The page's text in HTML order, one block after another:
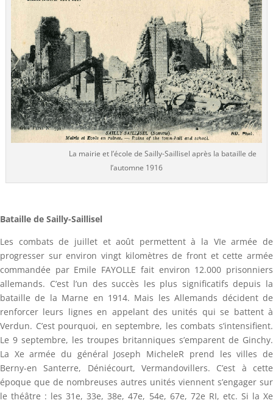
La mairie et l’école de Sailly-Saillisel après la bataille de
l’automne 1916
Bataille de Sailly-Saillisel
Les combats de juillet et août permettent à la VIe armée de
progresser sur environ vingt kilomètres de front et cette armée
commandée par Emile FAYOLLE fait environ 12.000 prisonniers
allemands. C’est l’un des succès les plus significatifs depuis la
bataille de la Marne en 1914. Mais les Allemands décident de
renforcer leurs lignes en appelant des unités qui se battent à
Verdun. C’est pourquoi, en septembre, les combats s’intensifient.
Le 9 septembre, les troupes britanniques s’emparent de Ginchy.
La Xe armée du général Joseph MicheleR prend les villes de
Berny-en Santerre, Déniécourt, Vermandovillers. C’est à cette
époque que de nombreuses autres unités viennent s’engager sur
le théâtre : les 31e, 33e, 38e, 47e, 54e, 67e, 72e RI, etc. Si la Xe